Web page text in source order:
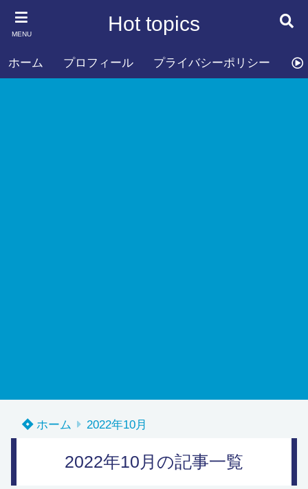
MENU Hot topics
ホーム プロフィール プライバシーポリシー お
ホーム 2022年10月
2022年10月の記事一覧